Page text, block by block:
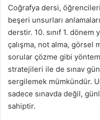
Coğrafya dersi,
beşeri unsurları
derstir. 10. sınıf 1. dönem
çalışma, not alma, görsel
sorular çözme gibi
stratejileri ile de sınav
sergilemek mümkündür.
sadece sınavda değil,
sahiptir.